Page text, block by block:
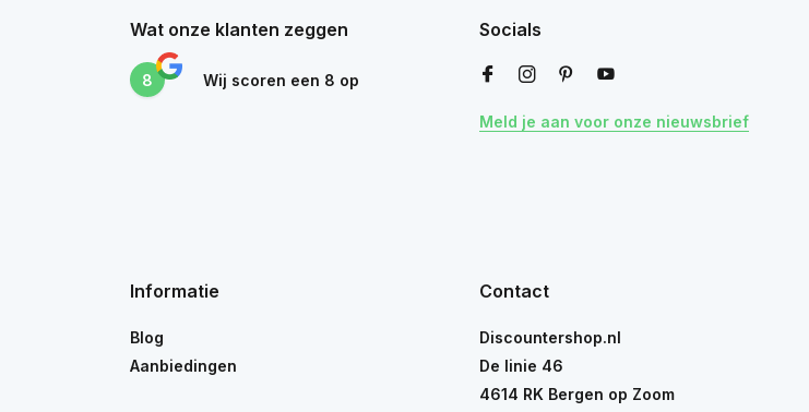
Wat onze klanten zeggen
8 Wij scoren een 8 op
Socials
Meld je aan voor onze nieuwsbrief
Informatie
Blog
Aanbiedingen
Contact
Discountershop.nl
De linie 46
4614 RK Bergen op Zoom